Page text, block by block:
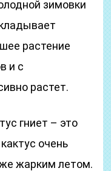
зимовки
растение
и с
растет.
гниет – это
очень
жарким летом.